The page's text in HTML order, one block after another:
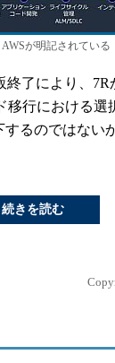
が明記されている
了により、7R
行における選
るのではないか
続きを読む